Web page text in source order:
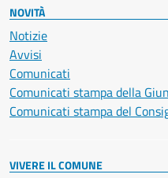
NOVITÀ
Notizie
Avvisi
Comunicati
Comunicati stampa della
Comunicati stampa del
VIVERE IL COMUNE